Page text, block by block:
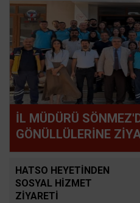
İL MÜDÜRÜ
GÖNÜLLÜLERİNE
HATSO HEYETİNDEN
SOSYAL HİZMET
ZİYARETİ